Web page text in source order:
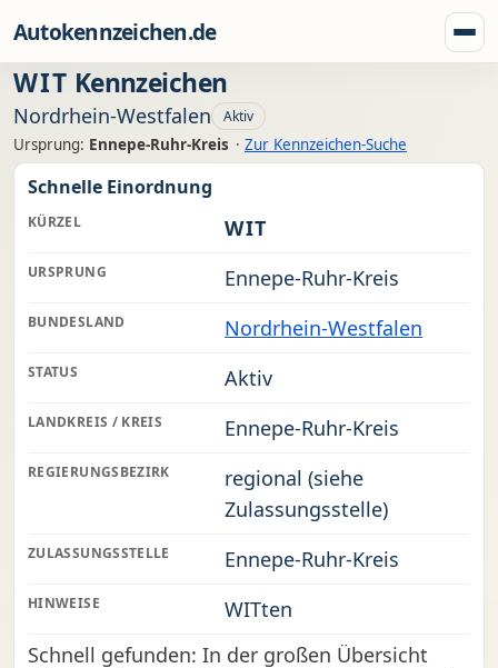
Autokennzeichen.de
WIT Kennzeichen
Nordrhein-Westfalen Aktiv
Ursprung: Ennepe-Ruhr-Kreis · Zur Kennzeichen-Suche
Schnelle Einordnung
KÜRZEL WIT
URSPRUNG Ennepe-Ruhr-Kreis
BUNDESLAND Nordrhein-Westfalen
STATUS Aktiv
LANDKREIS / KREIS Ennepe-Ruhr-Kreis
REGIERUNGSBEZIRK
regional (siehe
Zulassungsstelle)
ZULASSUNGSSTELLE Ennepe-Ruhr-Kreis
HINWEISE
WITten
Schnell gefunden: In der großen Übersicht